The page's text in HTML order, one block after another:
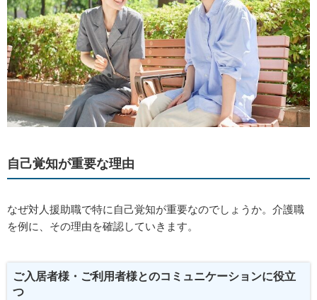
自己覚知が重要な理由
なぜ対人援助職で特に自己覚知が重要なのでしょうか。介護職
を例に、その理由を確認していきます。
ご入居者様・ご利用者様とのコミュニケーションに役立
つ